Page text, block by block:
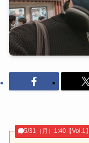
5/31（月）1:40【Vol.1】